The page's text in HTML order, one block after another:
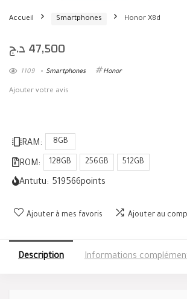
Accueil Smartphones Honor X8d
47,500د.ج
1109 Smartphones Honor
Ajouter votre avis
RAM: 8GB
ROM: 128GB 256GB 512GB
Antutu: 519566points
Ajouter à mes favoris Ajouter au
Description Informations